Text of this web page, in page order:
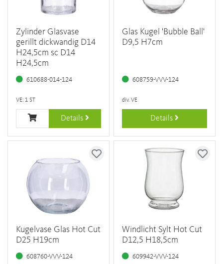
Zylinder Glasvase
gerillt dickwandig D14
H24,5cm sc D14
H24,5cm
610688-014-124
VE: 1 ST
Details
Glas Kugel 'Bubble Ball'
D9,5 H7cm
608759-VVV-124
div. VE
Details
Kugelvase Glas Hot Cut
D25 H19cm
608760-VVV-124
Windlicht Sylt Hot Cut
D12,5 H18,5cm
609942-VVV-124